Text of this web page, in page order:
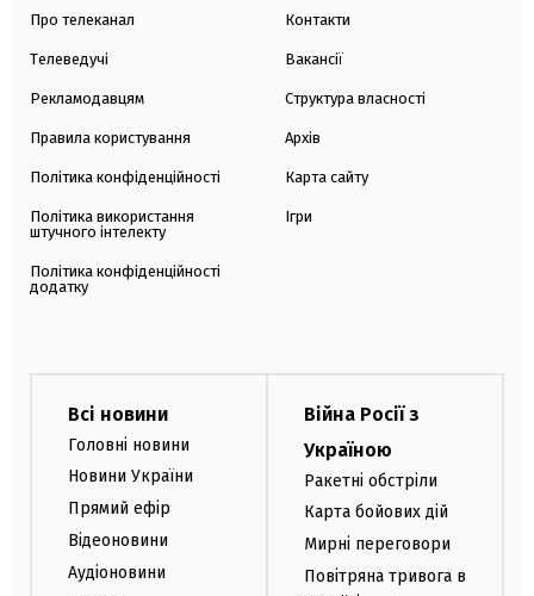
Про телеканал
Телеведучі
Рекламодавцям
Правила користування
Політика конфіденційності
Політика використання
штучного інтелекту
Політика конфіденційності
додатку
Контакти
Вакансії
Структура власності
Архів
Карта сайту
Ігри
Всі новини
Головні новини
Новини України
Прямий ефір
Відеоновини
Аудіоновини
Війна Росії з
Україною
Ракетні обстріли
Карта бойових дій
Мирні переговори
Повітряна тривога в